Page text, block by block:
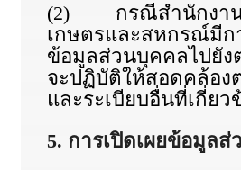
(2) กรณีสำนักงาน
เกษตรและสหกรณ์มีก
ข้อมูลส่วนบุคคลไปยัง
จะปฏิบัติให้สอดคล้อง
และระเบียบอื่นที่เ
5. การเปิดเผยข้อมูล